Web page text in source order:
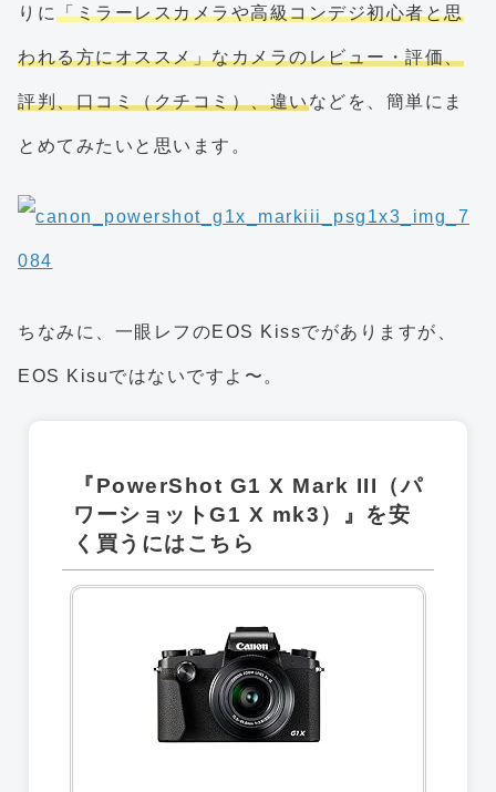
りに「ミラーレスカメラや高級コンデジ初心者と思
われる方にオススメ」なカメラのレビュー・評価、
評判、口コミ（クチコミ）、違いなどを、簡単にま
とめてみたいと思います。
ちなみに、一眼レフのEOS Kissでがありますが、
EOS Kisuではないですよ〜。
『PowerShot G1 X Mark III（パ
ワーショットG1 X mk3）』を安
く買うにはこちら